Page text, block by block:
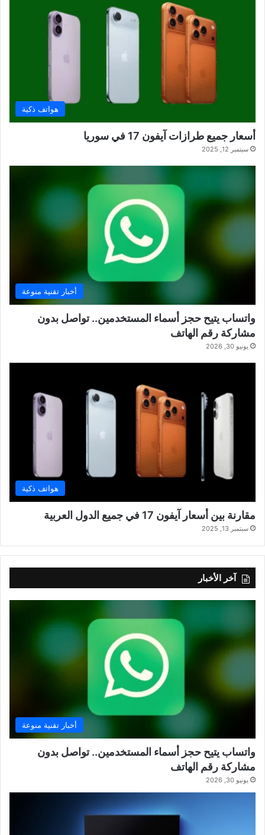
هواتف ذكية
أسعار جميع طرازات آيفون 17 في سوريا
سبتمبر 12, 2025
أخبار تقنية منوعة
واتساب يتيح حجز أسماء المستخدمين.. تواصل بدون
مشاركة رقم الهاتف
يونيو 30, 2026
هواتف ذكية
مقارنة بين أسعار آيفون 17 في جميع الدول العربية
سبتمبر 13, 2025
آخر الأخبار
أخبار تقنية منوعة
واتساب يتيح حجز أسماء المستخدمين.. تواصل بدون
مشاركة رقم الهاتف
يونيو 30, 2026